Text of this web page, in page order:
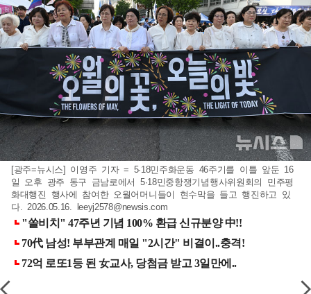
[광주=뉴시스] 이영주 기자 = 5·18민주화운동 46주기를 이틀 앞둔 16
일 오후 광주 동구 금남로에서 5·18민중항쟁기념행사위원회의 민주평
화대행진 행사에 참여한 오월어머니들이 현수막을 들고 행진하고 있
다. 2026.05.16. leeyj2578@newsis.com